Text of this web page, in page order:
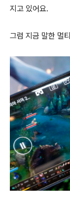
지고 있어요.
그럼 지금 말한 멀